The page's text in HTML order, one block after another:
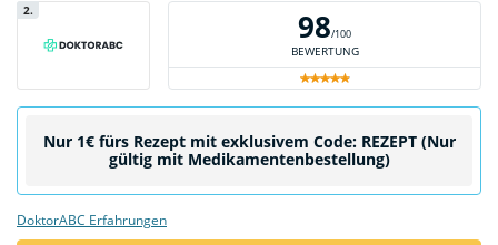
2. 98/100
BEWERTUNG
Nur 1€ fürs Rezept mit exklusivem Code: REZEPT (Nur
gültig mit Medikamentenbestellung)
DoktorABC Erfahrungen